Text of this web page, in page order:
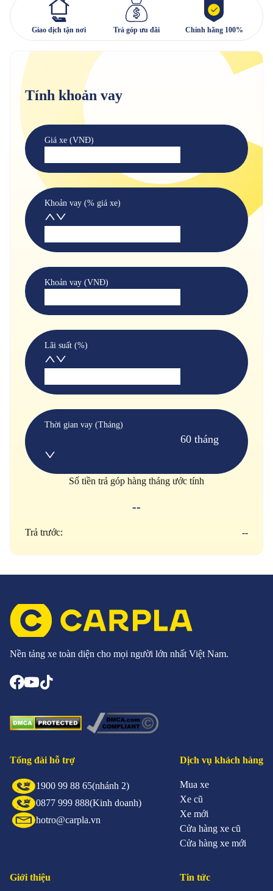
Giao dịch tận nơi Trả góp ưu đãi Chính hãng 100%
Tính khoản vay
Giá xe (VNĐ)
Khoản vay (% giá xe)
Khoản vay (VNĐ)
Lãi suất (%)
Thời gian vay (Tháng)
60 tháng
Số tiền trả góp hàng tháng ước tính
--
Trả trước: --
Nền tảng xe toàn diện cho mọi người lớn nhất Việt Nam.
Tổng đài hỗ trợ
1900 99 88 65(nhánh 2)
0877 999 888(Kinh doanh)
hotro@carpla.vn
Dịch vụ khách hàng
Mua xe
Xe cũ
Xe mới
Cửa hàng xe cũ
Cửa hàng xe mới
Giới thiệu Tin tức